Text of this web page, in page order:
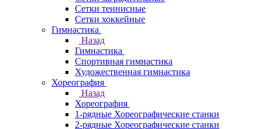
Сетки теннисные
Сетки хоккейные
Гимнастика
Назад
Гимнастика
Спортивная гимнастика
Художественная гимнастика
Хореография
Назад
Хореография
1-рядные Хореографические станки
2-рядные Хореографические станки